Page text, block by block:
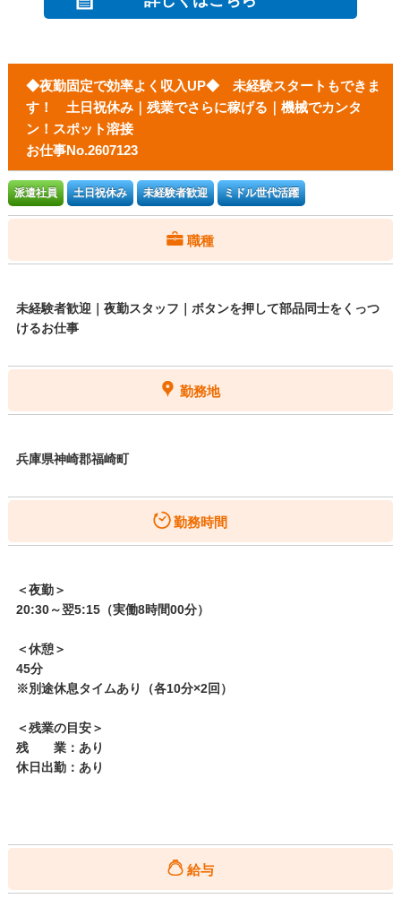
◆夜勤固定で効率よく収入UP◆ 未経験スタートもできま
す！ 土日祝休み｜残業でさらに稼げる｜機械でカンタ
ン！スポット溶接
お仕事No.2607123
派遣社員 土日祝休み 未経験者歓迎 ミドル世代活躍
職種
未経験者歓迎｜夜勤スタッフ｜ボタンを押して部品同士をくっつ
けるお仕事
勤務地
兵庫県神崎郡福崎町
勤務時間
＜夜勤＞
20:30～翌5:15（実働8時間00分）
＜休憩＞
45分
※別途休息タイムあり（各10分×2回）
＜残業の目安＞
残 業：あり
休日出勤：あり
給与